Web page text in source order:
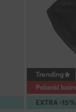
EXTRA -
Trending
Palanki